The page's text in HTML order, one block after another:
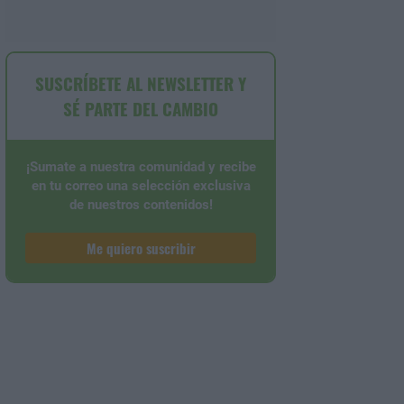
SUSCRÍBETE AL NEWSLETTER Y
SÉ PARTE DEL CAMBIO
¡Sumate a nuestra comunidad y recibe
en tu correo una selección exclusiva
de nuestros contenidos!
Me quiero suscribir